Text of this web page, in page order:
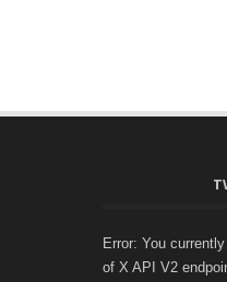
Error: You
of X API V2